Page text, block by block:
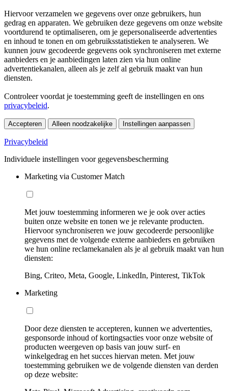
Hiervoor verzamelen we gegevens over onze gebruikers, hun
gedrag en apparaten. We gebruiken deze gegevens om onze website
voortdurend te optimaliseren, om je gepersonaliseerde advertenties
en inhoud te tonen en om gebruiksstatistieken te analyseren. We
kunnen jouw gecodeerde gegevens ook synchroniseren met externe
aanbieders en je aanbiedingen laten zien via hun online
advertentiekanalen, alleen als je zelf al gebruik maakt van hun
diensten.
Controleer voordat je toestemming geeft de instellingen en ons
privacybeleid.
Accepteren Alleen noodzakelijke Instellingen aanpassen
Privacybeleid
Individuele instellingen voor gegevensbescherming
Marketing via Customer Match
Met jouw toestemming informeren we je ook over acties
buiten onze website en tonen we je relevante producten.
Hiervoor synchroniseren we jouw gecodeerde persoonlijke
gegevens met de volgende externe aanbieders en gebruiken
we hun online reclamekanalen als je al gebruik maakt van hun
diensten:
Bing, Criteo, Meta, Google, LinkedIn, Pinterest, TikTok
Marketing
Door deze diensten te accepteren, kunnen we advertenties,
gesponsorde inhoud of kortingsacties voor onze website of
producten weergeven op basis van jouw surf- en
winkelgedrag en het succes hiervan meten. Met jouw
toestemming gebruiken we de volgende diensten van derden
op deze website: